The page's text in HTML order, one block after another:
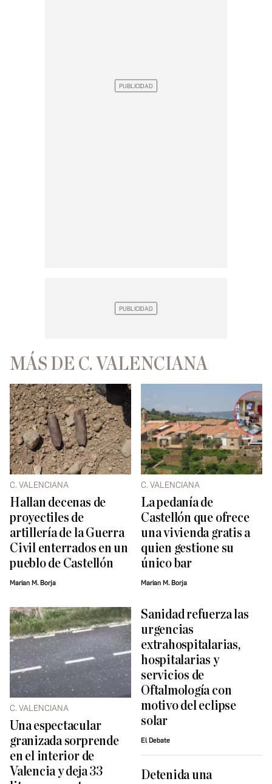
MÁS DE C. VALENCIANA
C. VALENCIANA
Hallan decenas de
proyectiles de
artillería de la Guerra
Civil enterrados en un
pueblo de Castellón
Marian M. Borja
C. VALENCIANA
La pedanía de
Castellón que ofrece
una vivienda gratis a
quien gestione su
único bar
Marian M. Borja
C. VALENCIANA
Una espectacular
granizada sorprende
en el interior de
Valencia y deja 33
Sanidad refuerza las
urgencias
extrahospitalarias,
hospitalarias y
servicios de
Oftalmología con
motivo del eclipse
solar
El Debate
Detenida una